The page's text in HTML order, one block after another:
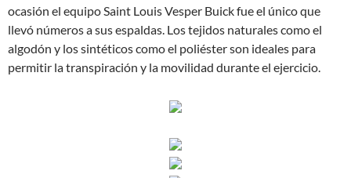
ocasión el equipo Saint Louis Vesper Buick fue el único que
llevó números a sus espaldas. Los tejidos naturales como el
algodón y los sintéticos como el poliéster son ideales para
permitir la transpiración y la movilidad durante el ejercicio.